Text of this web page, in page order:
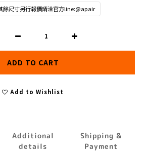
餘尺寸另行報價請洽官方line:@apair
ADD TO CART
Add to Wishlist
Additional
details
Shipping &
Payment